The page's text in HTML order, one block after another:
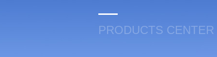
PRODUCTS CENTER